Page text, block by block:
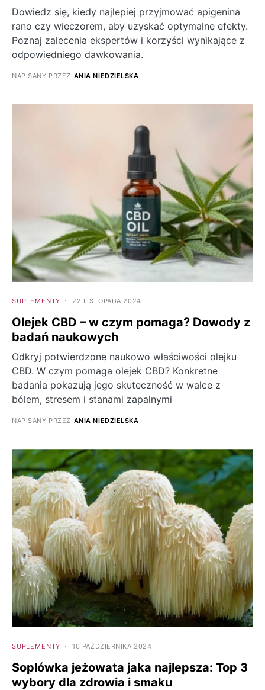
Dowiedz się, kiedy najlepiej przyjmować apigenina
rano czy wieczorem, aby uzyskać optymalne efekty.
Poznaj zalecenia ekspertów i korzyści wynikające z
odpowiedniego dawkowania.
NAPISANY PRZEZ ANIA NIEDZIELSKA
SUPLEMENTY 22 LISTOPADA 2024
Olejek CBD – w czym pomaga? Dowody z
badań naukowych
Odkryj potwierdzone naukowo właściwości olejku
CBD. W czym pomaga olejek CBD? Konkretne
badania pokazują jego skuteczność w walce z
bólem, stresem i stanami zapalnymi
NAPISANY PRZEZ ANIA NIEDZIELSKA
SUPLEMENTY 10 PAŹDZIERNIKA 2024
Soplówka jeżowata jaka najlepsza: Top 3
wybory dla zdrowia i smaku